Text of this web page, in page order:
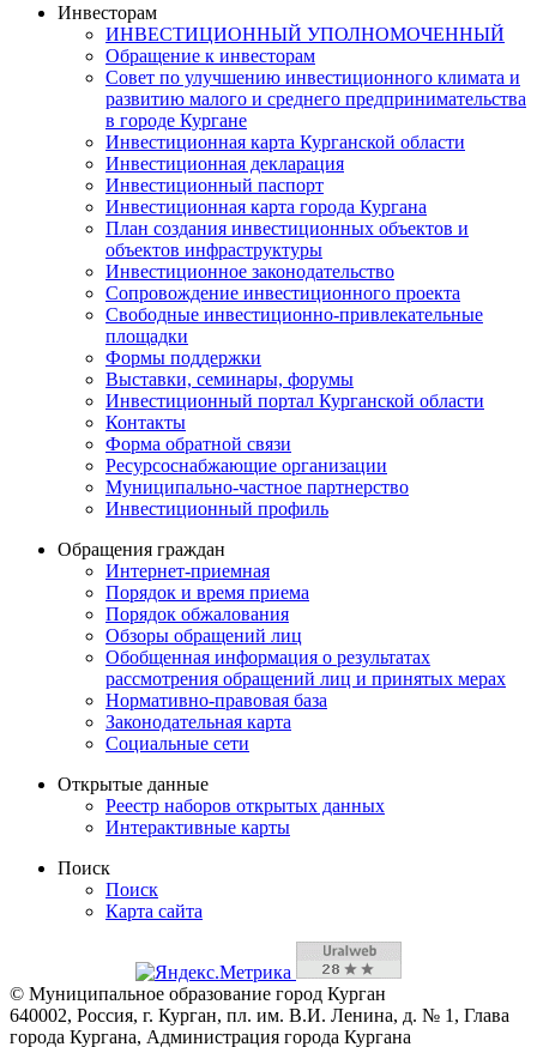
Инвесторам
ИНВЕСТИЦИОННЫЙ УПОЛНОМОЧЕННЫЙ
Обращение к инвесторам
Совет по улучшению инвестиционного климата и
развитию малого и среднего предпринимательства
в городе Кургане
Инвестиционная карта Курганской области
Инвестиционная декларация
Инвестиционный паспорт
Инвестиционная карта города Кургана
План создания инвестиционных объектов и
объектов инфраструктуры
Инвестиционное законодательство
Сопровождение инвестиционного проекта
Свободные инвестиционно-привлекательные
площадки
Формы поддержки
Выставки, семинары, форумы
Инвестиционный портал Курганской области
Контакты
Форма обратной связи
Ресурсоснабжающие организации
Муниципально-частное партнерство
Инвестиционный профиль
Обращения граждан
Интернет-приемная
Порядок и время приема
Порядок обжалования
Обзоры обращений лиц
Обобщенная информация о результатах
рассмотрения обращений лиц и принятых мерах
Нормативно-правовая база
Законодательная карта
Социальные сети
Открытые данные
Реестр наборов открытых данных
Интерактивные карты
Поиск
Поиск
Карта сайта
© Муниципальное образование город Курган
640002, Россия, г. Курган, пл. им. В.И. Ленина, д. № 1, Глава
города Кургана, Администрация города Кургана